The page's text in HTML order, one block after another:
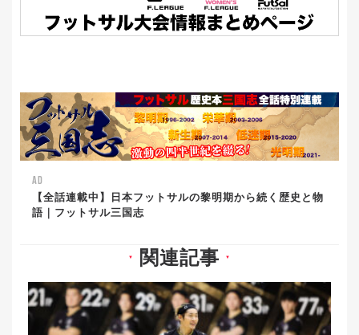
AD
【全話連載中】日本フットサルの黎明期から続く歴史と物
語｜フットサル三国志
▼ 関連記事 ▼